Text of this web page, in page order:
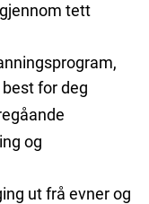
tett
for deg
og
ut frå evner og